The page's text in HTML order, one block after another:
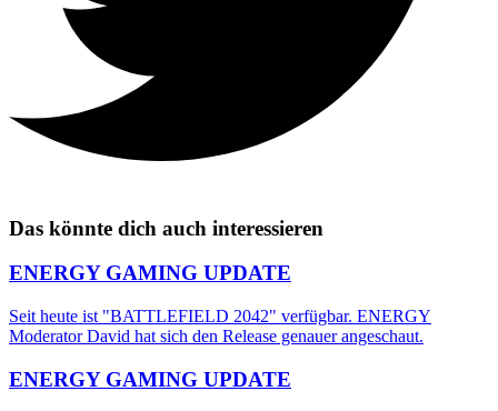
Das könnte dich auch interessieren
ENERGY GAMING UPDATE
Seit heute ist "BATTLEFIELD 2042" verfügbar. ENERGY
Moderator David hat sich den Release genauer angeschaut.
ENERGY GAMING UPDATE